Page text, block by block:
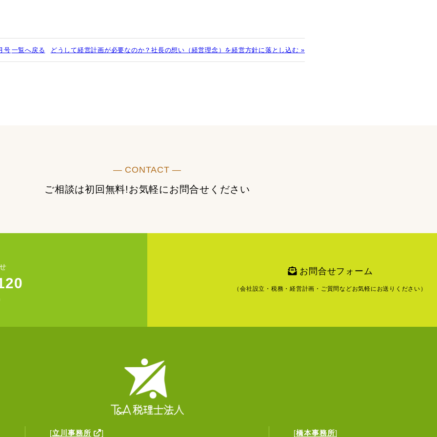
号一覧へ戻る どうして経営計画が必要なのか？社長の想い（経営理念）を経営方針に落とし込む »
― CONTACT ―
ご相談は初回無料! お気軽にお問合せください
お問合せフォーム
（会社設立・税務・経営計画・ご質問などお気軽にお送りください）
[立川事務所 ] [橋本事務所]